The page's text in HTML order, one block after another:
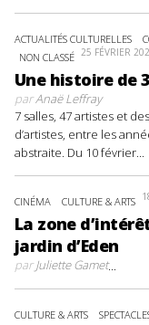
ACTUALITÉS CULTURELLES
NON CLASSÉ 25 FÉVRIER
Une histoire de
parAnaë Leffray
7 salles, 47 artistes et
d’artistes, entre les
abstraite. Du 10 février...
CINÉMA CULTURE & ARTS
La zone
jardin d’Eden
parJuliette Gamet...
CULTURE & ARTS